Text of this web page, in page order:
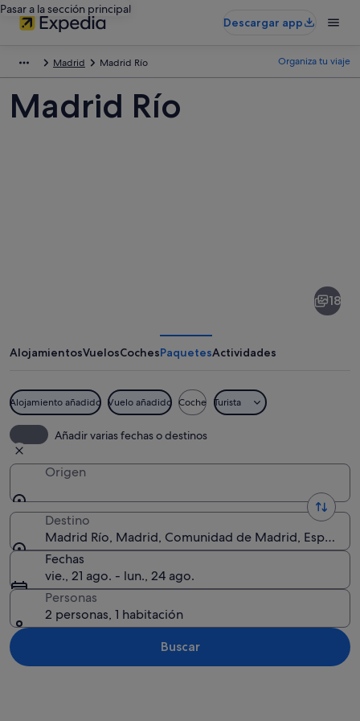
Pasar a la sección principal
Descargar app
Madrid Madrid Río Organiza tu viaje
Madrid Río
18
AlojamientosVuelosCochesPaquetesActividades
Alojamiento añadido Vuelo añadido Coche Turista
Añadir varias fechas o destinos
Origen
Destino
Madrid Río, Madrid, Comunidad de Madrid, España
Fechas
vie., 21 ago. - lun., 24 ago.
Personas
2 personas, 1 habitación
Buscar